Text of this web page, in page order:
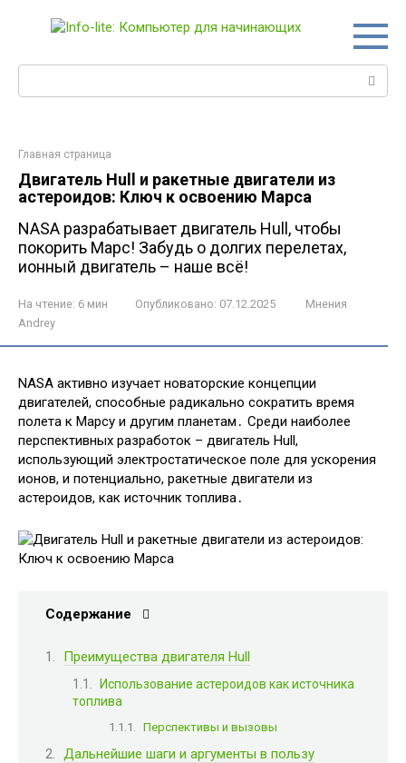
Главная страница
Двигатель Hull и ракетные двигатели из
астероидов: Ключ к освоению Марса
NASA разрабатывает двигатель Hull, чтобы
покорить Марс! Забудь о долгих перелетах,
ионный двигатель – наше всё!
На чтение: 6 мин Опубликовано: 07.12.2025
Мнения
Andrey
NASA активно изучает новаторские концепции
двигателей, способные радикально сократить время
полета к Марсу и другим планетам․ Среди наиболее
перспективных разработок – двигатель Hull,
использующий электростатическое поле для ускорения
ионов, и потенциально, ракетные двигатели из
астероидов, как источник топлива․
Содержание
Преимущества двигателя Hull
Использование астероидов как источника
топлива
Перспективы и вызовы
Дальнейшие шаги и аргументы в пользу